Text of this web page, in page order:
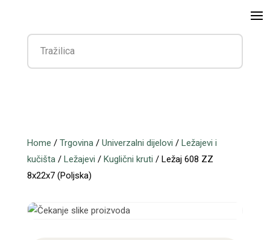
Home / Trgovina/ Univerzalni dijelovi / Ležajevi i
kučišta/ Ležajevi / Kuglični kruti / Ležaj 608 ZZ
8x22x7 (Poljska)